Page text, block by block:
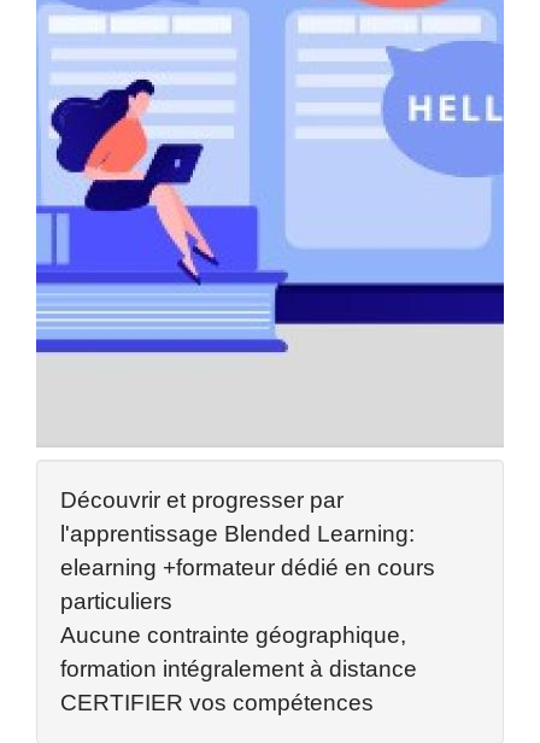
Découvrir et progresser par
l'apprentissage Blended Learning:
elearning +formateur dédié en cours
particuliers
Aucune contrainte géographique,
formation intégralement à distance
CERTIFIER vos compétences